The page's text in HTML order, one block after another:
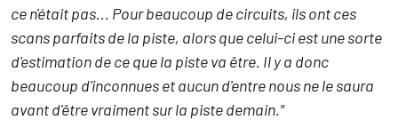
ce n'était pas... Pour beaucoup de circuits, ils ont ces
scans parfaits de la piste, alors que celui-ci est une sorte
d'estimation de ce que la piste va être. Il y a donc
beaucoup d'inconnues et aucun d'entre nous ne le saura
avant d'être vraiment sur la piste demain."